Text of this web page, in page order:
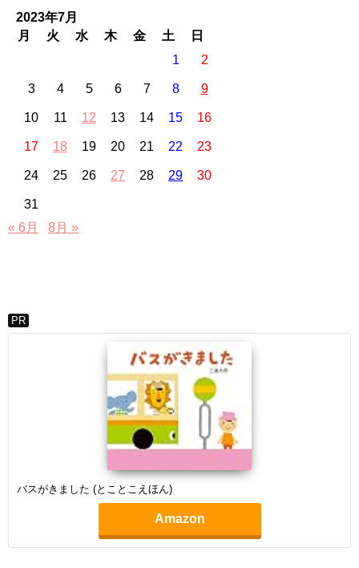
2023年7月
月
火 水 木 金 土
日
1
2
3 4 5 6 7 8 9
10 11 12 13 14 15 16
17 18 19 20 21 22 23
24 25 26 27 28 29 30
31
« 6月
8月 »
PR
バスがきました (とことこえほん)
Amazon